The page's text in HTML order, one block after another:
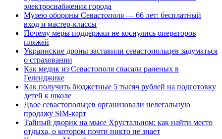
электроснабжения города
Музею обороны Севастополя — 66 лет: бесплатный
вход и мастер-классы
Почему меры поддержки не коснулись операторов
пляжей
Украинские дроны заставили севастопольцев задуматься
о страховании
Как медик из Севастополя спасала раненых в
Геленджике
Как получить бюджетные 5 тысяч рублей на подготовку
детей к школе
Двое севастопольцев организовали нелегальную
продажу SIM-карт
Тайный дворик на мысе Хрустальном: как найти место
отдыха, о котором почти никто не знает